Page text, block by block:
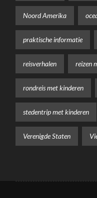
Noord Amerika
praktische informatie
reisverhalen reizen
rondreis met kinderen
stedentrip met kinderen
Verenigde Staten